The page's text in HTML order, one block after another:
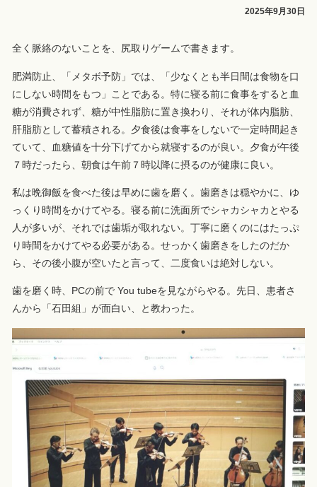
2025年9月30日
全く脈絡のないことを、尻取りゲームで書きます。
肥満防止、「メタボ予防」では、「少なくとも半日間は食物を口
にしない時間をもつ」ことである。特に寝る前に食事をすると血
糖が消費されず、糖が中性脂肪に置き換わり、それが体内脂肪、
肝脂肪として蓄積される。夕食後は食事をしないで一定時間起き
ていて、血糖値を十分下げてから就寝するのが良い。夕食が午後
７時だったら、朝食は午前７時以降に摂るのが健康に良い。
私は晩御飯を食べた後は早めに歯を磨く。歯磨きは穏やかに、ゆ
っくり時間をかけてやる。寝る前に洗面所でシャカシャカとやる
人が多いが、それでは歯垢が取れない。丁寧に磨くのにはたっぷ
り時間をかけてやる必要がある。せっかく歯磨きをしたのだか
ら、その後小腹が空いたと言って、二度食いは絶対しない。
歯を磨く時、PCの前で You tubeを見ながらやる。先日、患者さ
んから「石田組」が面白い、と教わった。